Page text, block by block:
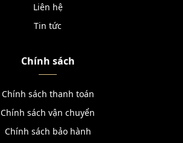
Liên hệ
Tin tức
Chính sách
Chính sách thanh toán
Chính sách vận chuyển
Chính sách bảo hành